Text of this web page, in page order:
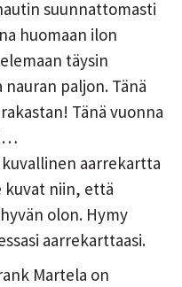
suunnattomasti
huomaan ilon
täysin
paljon. Tänä
Tänä vuonna
aarrekartta
kuvat niin, että
olon. Hymy
aarrekarttaasi.
Martela on